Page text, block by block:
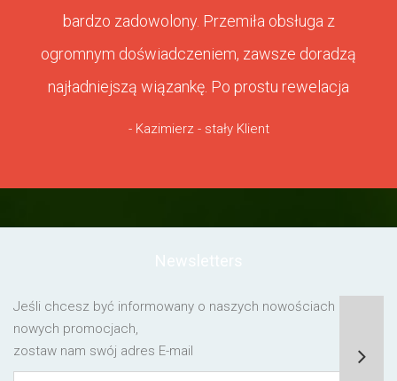
bardzo zadowolony. Przemiła obsługa z
ogromnym doświadczeniem, zawsze doradzą
najładniejszą wiązankę. Po prostu rewelacja
- Kazimierz - stały Klient
Jeśli chcesz być informowany o naszych nowościach lub o
nowych promocjach,
zostaw nam swój adres E-mail